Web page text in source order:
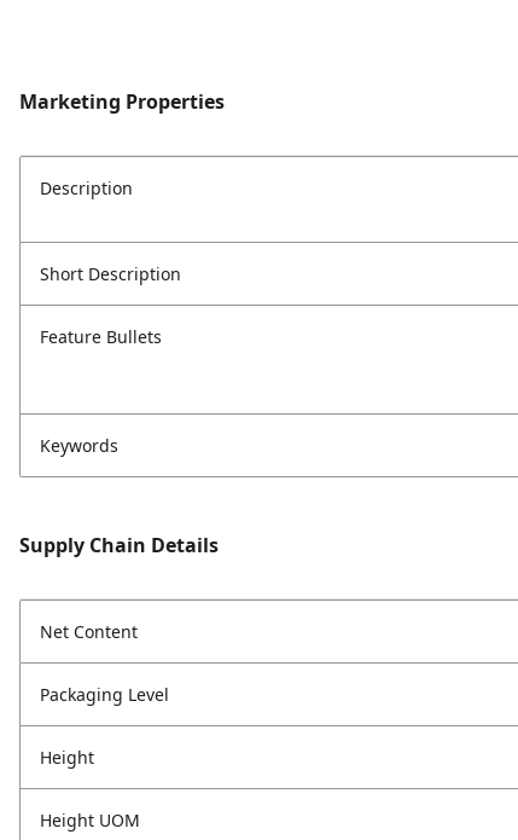
Marketing Properties
Description
Short Description
Feature Bullets
Keywords
Supply Chain Details
Net Content
Packaging Level
Height
Height UOM